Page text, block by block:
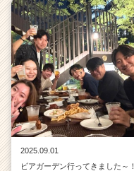
2025.09.01
ビアガーデン行ってきました～！